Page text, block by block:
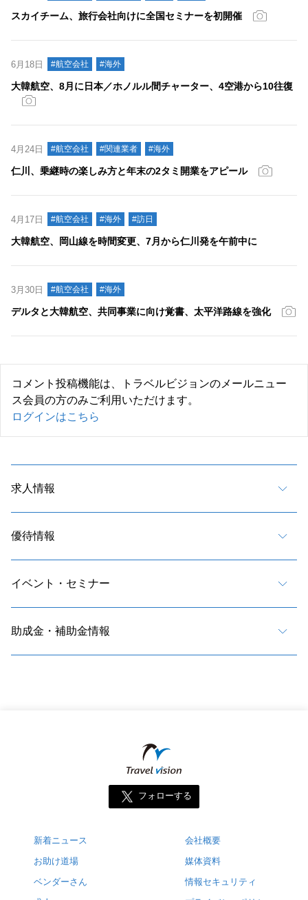
スカイチーム、旅行会社向けに全国セミナーを初開催
6月18日 #航空会社 #海外
大韓航空、8月に日本／ホノルル間チャーター、4空港から10往復
4月24日 #航空会社 #関連業者 #海外
仁川、乗継時の楽しみ方と年末の2タミ開業をアピール
4月17日 #航空会社 #海外 #訪日
大韓航空、岡山線を時間変更、7月から仁川発を午前中に
3月30日 #航空会社 #海外
デルタと大韓航空、共同事業に向け覚書、太平洋路線を強化
コメント投稿機能は、トラベルビジョンのメールニュー
ス会員の方のみご利用いただけます。
ログインはこちら
求人情報
優待情報
イベント・セミナー
助成金・補助金情報
フォローする
新着ニュース
お助け道場
ベンダーさん
会社概要
媒体資料
情報セキュリティ